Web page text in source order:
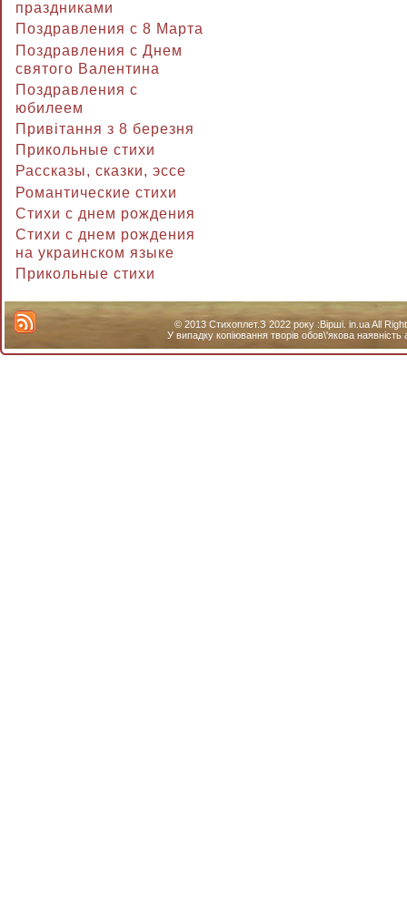
праздниками
Поздравления с 8 Марта
Поздравления с Днем
святого Валентина
Поздравления с
юбилеем
Привітання з 8 березня
Прикольные стихи
Рассказы, сказки, эссе
Романтические стихи
Стихи с днем рождения
Стихи с днем рождения
на украинском языке
Прикольные стихи
© 2013 Стихоплет.З 2022 року :Вірші. in.ua All
У випадку копіювання творів обов\'якова наявність